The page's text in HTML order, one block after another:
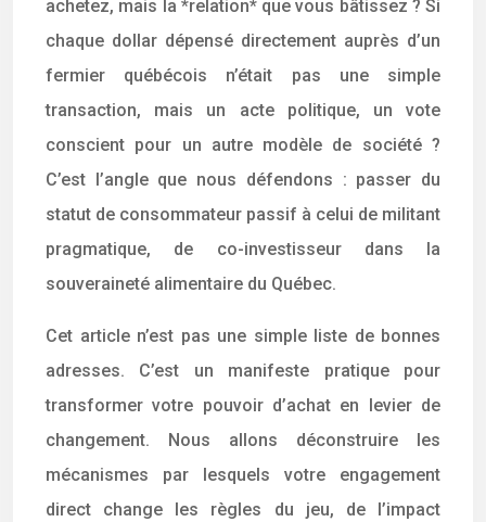
achetez, mais la *relation* que vous bâtissez ? Si
chaque dollar dépensé directement auprès d’un
fermier québécois n’était pas une simple
transaction, mais un acte politique, un vote
conscient pour un autre modèle de société ?
C’est l’angle que nous défendons : passer du
statut de consommateur passif à celui de militant
pragmatique, de co-investisseur dans la
souveraineté alimentaire du Québec.
Cet article n’est pas une simple liste de bonnes
adresses. C’est un manifeste pratique pour
transformer votre pouvoir d’achat en levier de
changement. Nous allons déconstruire les
mécanismes par lesquels votre engagement
direct change les règles du jeu, de l’impact